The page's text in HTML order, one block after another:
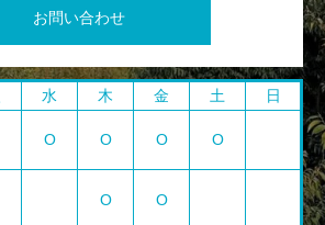
お問い合わせ
水 木 金 土
日
O O O O
O O